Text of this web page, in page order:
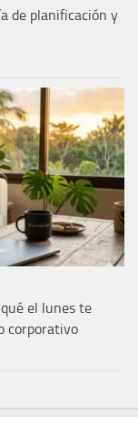
de planificación y
el lunes te
corporativo